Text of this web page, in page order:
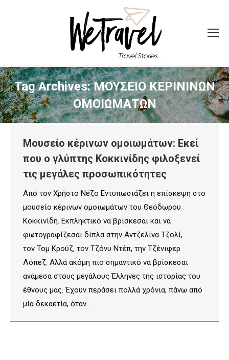
Tag Archives:ΜΟΥΣΕΙΟ ΚΕΡΙΝΙΝΩΝ
ΟΜΟΙΩΜΑΤΩΝ
Μουσείο κέρινων ομοιωμάτων: Εκεί
που ο γλύπτης Κοκκινίδης φιλοξενεί
τις μεγάλες προσωπικότητες
Από τον Χρήστο Νέζο Εντυπωσιάζει η επίσκεψη στο
μουσείο κέρινων ομοιωμάτων του Θεόδωρου
Κοκκινίδη. Εκπληκτικό να βρίσκεσαι και να
φωτογραφίζεσαι δίπλα στην Αντζελίνα Τζολί,
τον Τομ Κρούζ, τον Τζόνυ Ντέπ, την Τζένιφερ
Λόπεζ. Αλλά ακόμη πιο σημαντικό να βρίσκεσαι
ανάμεσα στους μεγάλους Έλληνες της ιστορίας του
έθνους μας. Έχουν περάσει πολλά χρόνια, πάνω από
μία δεκαετία, όταν…